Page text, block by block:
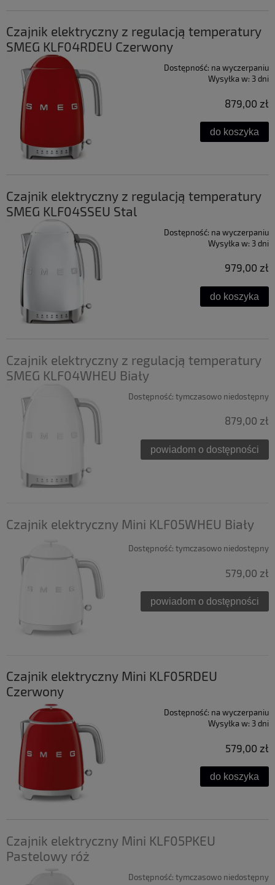
Czajnik elektryczny z regulacją temperatury
SMEG KLF04RDEU Czerwony
Dostępność: na wyczerpaniu
Wysyłka w: 3 dni
879,00 zł
do koszyka
Czajnik elektryczny z regulacją temperatury
SMEG KLF04SSEU Stal
Dostępność: na wyczerpaniu
Wysyłka w: 3 dni
979,00 zł
do koszyka
Czajnik elektryczny z regulacją temperatury
SMEG KLF04WHEU Biały
Dostępność: tymczasowo niedostępny
879,00 zł
powiadom o dostępności
Czajnik elektryczny Mini KLF05WHEU Biały
Dostępność: tymczasowo niedostępny
579,00 zł
powiadom o dostępności
Czajnik elektryczny Mini KLF05RDEU
Czerwony
Dostępność: na wyczerpaniu
Wysyłka w: 3 dni
579,00 zł
do koszyka
Czajnik elektryczny Mini KLF05PKEU
Pastelowy róż
Dostępność: tymczasowo niedostępny